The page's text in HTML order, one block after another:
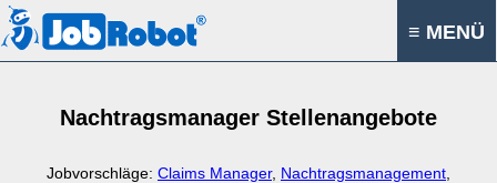
≡ MENÜ
Nachtragsmanager Stellenangebote
Jobvorschläge: Claims Manager, Nachtragsmanagement